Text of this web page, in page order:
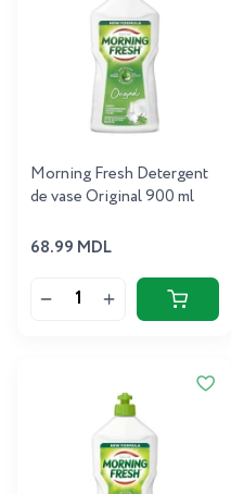
Morning Fresh Detergent
de vase Original 900 ml
68.99 MDL